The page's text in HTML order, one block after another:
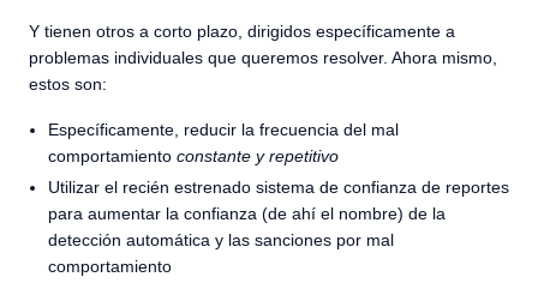
Y tienen otros a corto plazo, dirigidos específicamente a
problemas individuales que queremos resolver. Ahora mismo,
estos son:
Específicamente, reducir la frecuencia del mal
comportamiento constante y repetitivo
Utilizar el recién estrenado sistema de confianza de reportes
para aumentar la confianza (de ahí el nombre) de la
detección automática y las sanciones por mal
comportamiento